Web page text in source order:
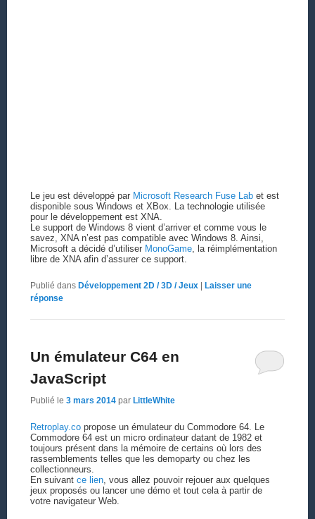
Le jeu est développé par Microsoft Research Fuse Labet est
disponible sous Windows et XBox. La technologie utilisée
pour le développement est XNA.
Le support de Windows 8 vient d’arriver et comme vous le
savez, XNA n’est pas compatible avec Windows 8. Ainsi,
Microsoft a décidé d’utiliser MonoGame, la réimplémentation
libre de XNA afin d’assurer ce support.
Publié dans Développement 2D / 3D / Jeux
Laisser une
réponse
Un émulateur C64 en
JavaScript
Publié le 3 mars 2014 par LittleWhite
Retroplay.copropose un émulateur du Commodore 64. Le
Commodore 64 est un micro ordinateur datant de 1982 et
toujours présent dans la mémoire de certains où lors des
rassemblements telles que les demoparty ou chez les
collectionneurs.
En suivant ce lien, vous allez pouvoir rejouer aux quelques
jeux proposés ou lancer une démo et tout cela à partir de
votre navigateur Web.